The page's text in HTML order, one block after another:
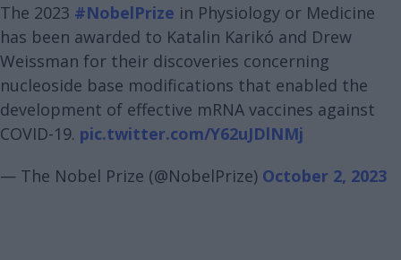
The 2023 #NobelPrize in Physiology or Medicine
has been awarded to Katalin Karikó and Drew
Weissman for their discoveries concerning
nucleoside base modifications that enabled the
development of effective mRNA vaccines against
COVID-19. pic.twitter.com/Y62uJDlNMj
— The Nobel Prize (@NobelPrize) October 2, 2023